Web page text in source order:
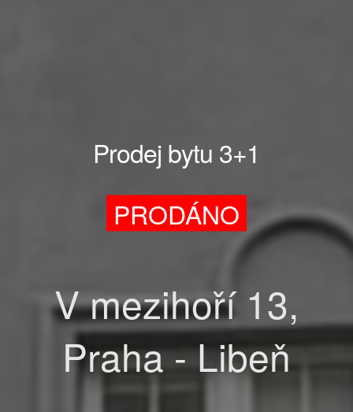
Prodej bytu 3+1
PRODÁNO
V mezihoří 13,
Praha - Libeň